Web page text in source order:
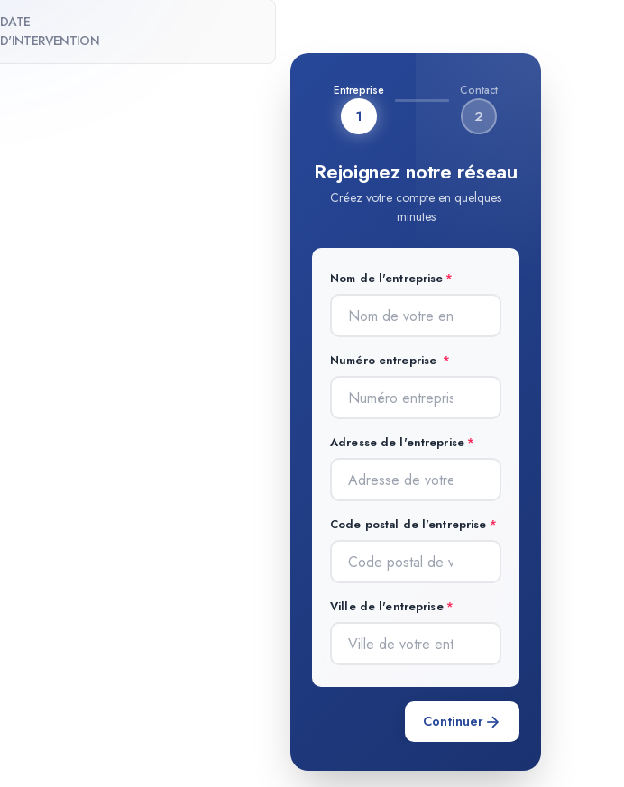
DATE
D'INTERVENTION
Entreprise
1
Contact
2
Rejoignez notre réseau
Créez votre compte en quelques
minutes
Nom de l'entreprise
Numéro entreprise
Adresse de l'entreprise
Code postal de l'entreprise
Ville de l'entreprise
Continuer